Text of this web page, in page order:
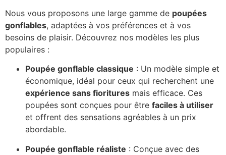
Nous vous proposons une large gamme de poupées
gonflables, adaptées à vos préférences et à vos
besoins de plaisir. Découvrez nos modèles les plus
populaires :
Poupée gonflable classique : Un modèle simple et
économique, idéal pour ceux qui recherchent une
expérience sans fioritures mais efficace. Ces
poupées sont conçues pour être faciles à utiliser
et offrent des sensations agréables à un prix
abordable.
Poupée gonflable réaliste : Conçue avec des